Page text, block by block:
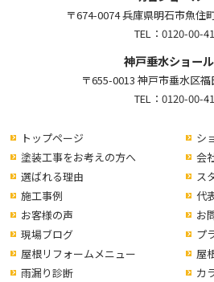
〒674-0074 兵庫県明石市魚住
TEL： 0120-00-
神戸垂水ショー
〒655-0013 神戸市垂水区
TEL： 0120-00-
トップページ
塗装工事をお考えの方へ
選ばれる理由
シ
会
ス
施工事例
お客様の声
現場ブログ
代
お
プ
屋根リフォームメニュー
雨漏り診断
屋
カ